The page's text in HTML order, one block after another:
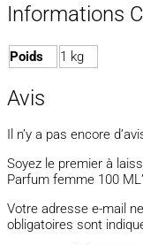
Informations
Poids 1 kg
Avis
Il n’y a pas encore
Soyez le premier à
Parfum femme 100
Votre adresse e-mail
obligatoires sont